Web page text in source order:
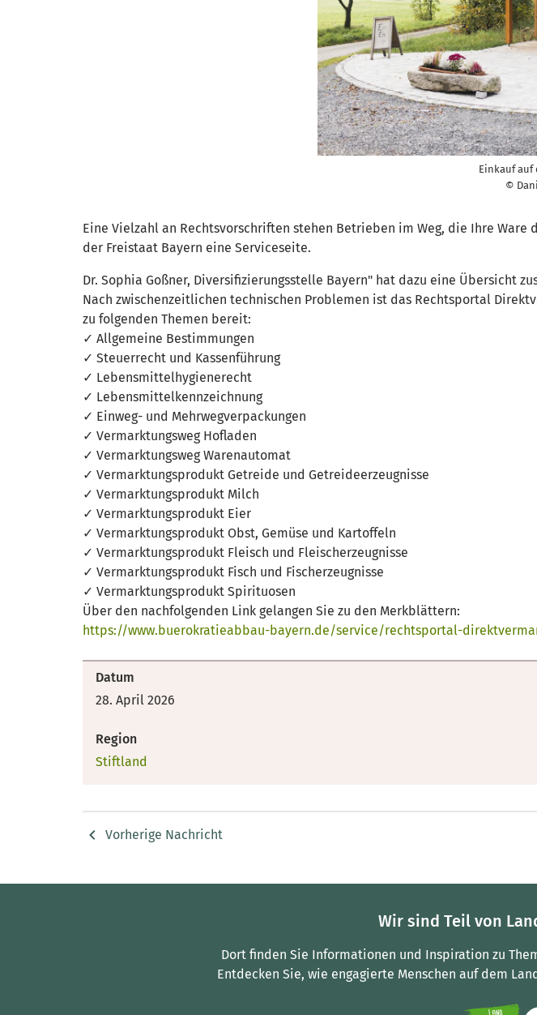
Einkauf auf
©
Eine Vielzahl an Rechtsvorschriften stehen Betrieben im Weg, die Ihre
der Freistaat Bayern eine Serviceseite.
Dr. Sophia Goßner, Diversifizierungsstelle Bayern" hat dazu eine Übersicht
Nach zwischenzeitlichen technischen Problemen ist das Rechtsportal
zu folgenden Themen bereit:
✓ Allgemeine Bestimmungen
✓ Steuerrecht und Kassenführung
✓ Lebensmittelhygienerecht
✓ Lebensmittelkennzeichnung
✓ Einweg- und Mehrwegverpackungen
✓ Vermarktungsweg Hofladen
✓ Vermarktungsweg Warenautomat
✓ Vermarktungsprodukt Getreide und Getreideerzeugnisse
✓ Vermarktungsprodukt Milch
✓ Vermarktungsprodukt Eier
✓ Vermarktungsprodukt Obst, Gemüse und Kartoffeln
✓ Vermarktungsprodukt Fleisch und Fleischerzeugnisse
✓ Vermarktungsprodukt Fisch und Fischerzeugnisse
✓ Vermarktungsprodukt Spirituosen
Über den nachfolgenden Link gelangen Sie zu den Merkblättern:
https://www.buerokratieabbau-bayern.de/service/rechtsportal-
Datum
28. April 2026
Region
Stiftland
Vorherige Nachricht
Wir sind Teil von
Dort finden Sie Informationen und Inspiration zu
Entdecken Sie, wie engagierte Menschen auf dem